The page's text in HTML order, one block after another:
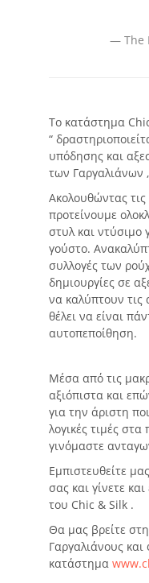
—The
Το κατάστημα
“
υπόδησης και
των Γαργαλιάνων
Ακολουθώντας
προτείνουμε
στυλ και ντύσιμο
γούστο.
συλλογές των
δημιουργίες σε
να καλύπτουν τις
θέλει να είναι
αυτοπεποίθηση.
Μέσα από τις
αξιόπιστα και
για την άριστη
λογικές τιμές
γινόμαστε
Εμπιστευθείτε
σας και γίνετε
του Chic & Silk .
Θα μας βρείτε
Γαργαλιάνους
κατάστημα